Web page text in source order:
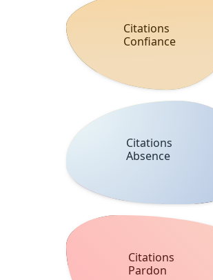
Citations
Confiance
Citations
Absence
Citations
Pardon